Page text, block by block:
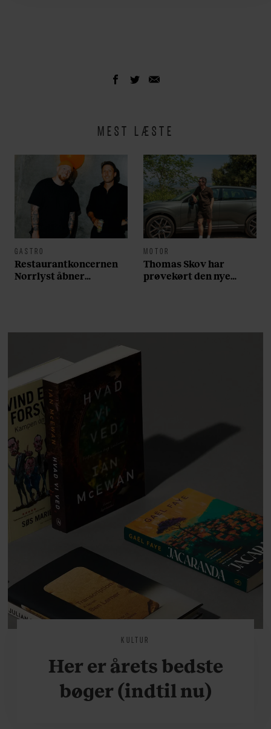
MEST LÆSTE
GASTRO
Restaurantkoncernen
Norrlyst åbner
MOTOR
Thomas Skov har
prøvekørt den nye
KULTUR
Her er årets bedste
bøger (indtil nu)